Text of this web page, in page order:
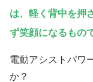
は、軽く背中を押
ず笑顔になるもの
電動アシストパワ
か？